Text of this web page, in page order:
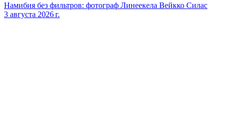
Намибия без фильтров: фотограф Линеекела Вейкко Силас
3 августа 2026 г.